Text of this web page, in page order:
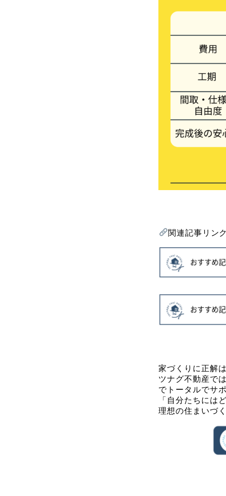
関連記事リン
家づくりに正解
ツナグ不動産で
でトータルでサ
「自分たちには
理想の住まいづ